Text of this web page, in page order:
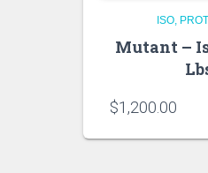
ISO
Mutant –
$1,200.00